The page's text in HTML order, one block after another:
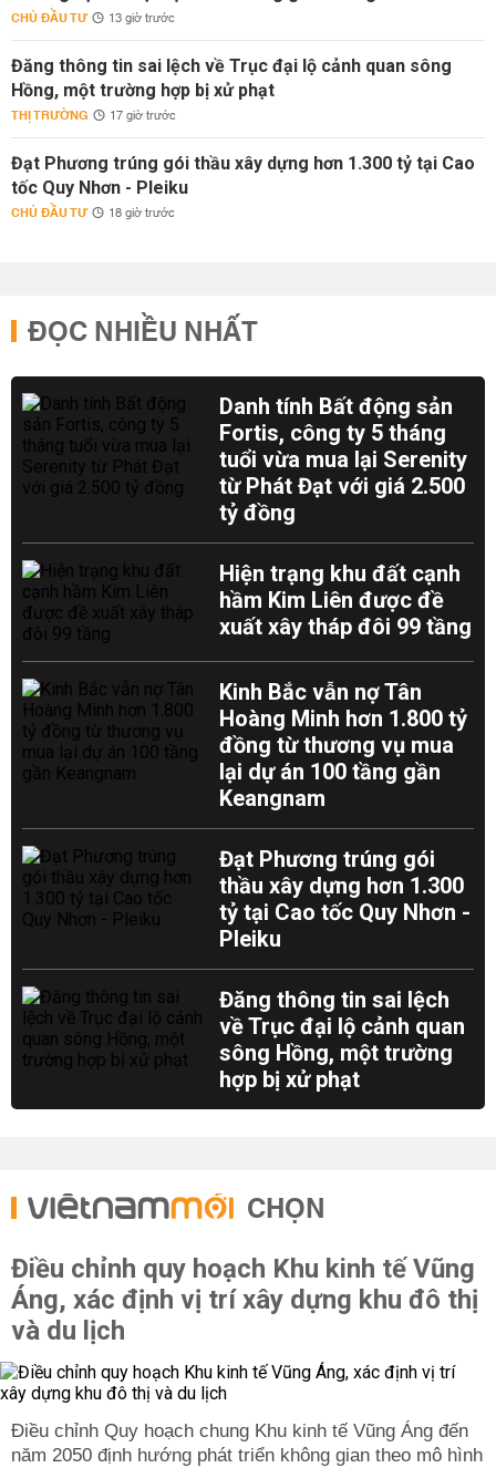
CHỦ ĐẦU TƯ 13 giờ trước
Đăng thông tin sai lệch về Trục đại lộ cảnh quan sông
Hồng, một trường hợp bị xử phạt
THỊ TRƯỜNG 17 giờ trước
Đạt Phương trúng gói thầu xây dựng hơn 1.300 tỷ tại Cao
tốc Quy Nhơn - Pleiku
CHỦ ĐẦU TƯ 18 giờ trước
ĐỌC NHIỀU NHẤT
Danh tính Bất động sản
Fortis, công ty 5 tháng
tuổi vừa mua lại Serenity
từ Phát Đạt với giá 2.500
tỷ đồng
Hiện trạng khu đất cạnh
hầm Kim Liên được đề
xuất xây tháp đôi 99 tầng
Kinh Bắc vẫn nợ Tân
Hoàng Minh hơn 1.800 tỷ
đồng từ thương vụ mua
lại dự án 100 tầng gần
Keangnam
Đạt Phương trúng gói
thầu xây dựng hơn 1.300
tỷ tại Cao tốc Quy Nhơn -
Pleiku
Đăng thông tin sai lệch
về Trục đại lộ cảnh quan
sông Hồng, một trường
hợp bị xử phạt
CHỌN
Điều chỉnh quy hoạch Khu kinh tế Vũng
Áng, xác định vị trí xây dựng khu đô thị
và du lịch
Điều chỉnh Quy hoạch chung Khu kinh tế Vũng Áng đến
năm 2050 định hướng phát triển không gian theo mô hình